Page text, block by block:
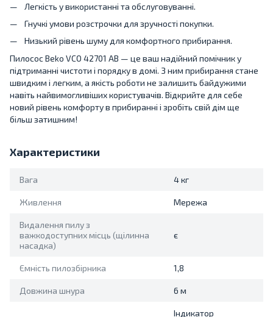
Легкість у використанні та обслуговуванні.
Гнучкі умови розстрочки для зручності покупки.
Низький рівень шуму для комфортного прибирання.
Пилосос Beko VCO 42701 AB — це ваш надійний помічник у
підтриманні чистоти і порядку в домі. З ним прибирання стане
швидким і легким, а якість роботи не залишить байдужими
навіть найвимогливіших користувачів. Відкрийте для себе
новий рівень комфорту в прибиранні і зробіть свій дім ще
більш затишним!
Характеристики
Вага 4 кг
Живлення Мережа
Видалення пилу з
важкодоступних місць (щілинна
насадка)
є
Ємність пилозбірника 1,8
Довжина шнура 6 м
Індикатор